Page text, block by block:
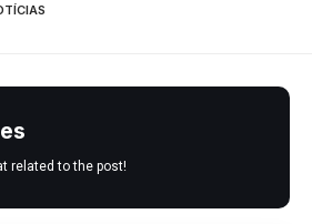
related to the post!